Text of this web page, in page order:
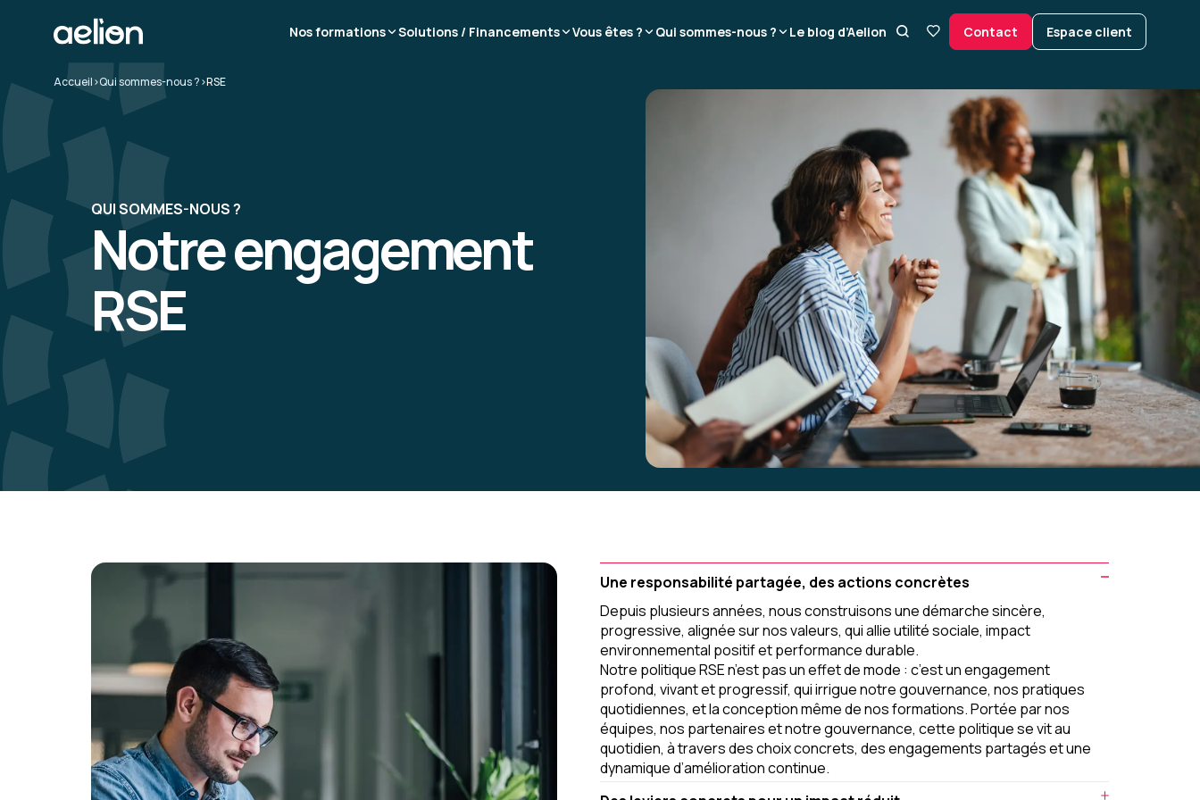
Nos formations Solutions / Financements Vous êtes ? Qui sommes-nous ? Le blog d’Aelion Contact Espace client
Accueil>Qui sommes-nous ?>RSE
QUI SOMMES-NOUS ?
Notre engagement
RSE
Une responsabilité partagée, des actions concrètes
Depuis plusieurs années, nous construisons une démarche sincère,
progressive, alignée sur nos valeurs, qui allie utilité sociale, impact
environnemental positif et performance durable.
Notre politique RSE n’est pas un effet de mode : c’est un engagement
profond, vivant et progressif, qui irrigue notre gouvernance, nos pratiques
quotidiennes, et la conception même de nos formations. Portée par nos
équipes, nos partenaires et notre gouvernance, cette politique se vit au
quotidien, à travers des choix concrets, des engagements partagés et une
dynamique d’amélioration continue.